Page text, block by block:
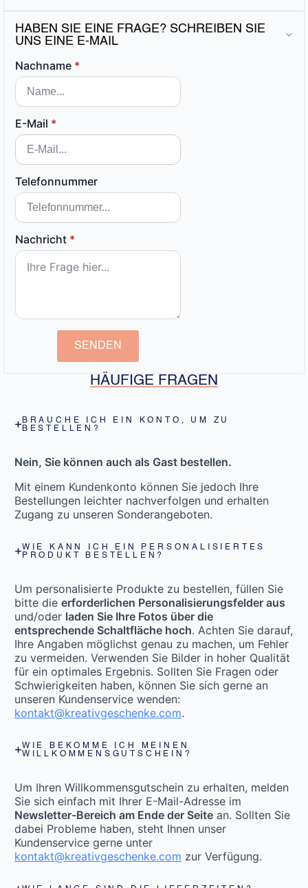
HABEN SIE EINE FRAGE? SCHREIBEN SIE
UNS EINE E-MAIL
Nachname *
E-Mail *
Telefonnummer
Nachricht *
SENDEN
HÄUFIGE FRAGEN
BRAUCHE ICH EIN KONTO, UM ZU
BESTELLEN?
Nein, Sie können auch als Gast bestellen.
Mit einem Kundenkonto können Sie jedoch Ihre
Bestellungen leichter nachverfolgen und erhalten
Zugang zu unseren Sonderangeboten.
WIE KANN ICH EIN PERSONALISIERTES
PRODUKT BESTELLEN?
Um personalisierte Produkte zu bestellen, füllen Sie
bitte die erforderlichen Personalisierungsfelder aus
und/oder laden Sie Ihre Fotos über die
entsprechende Schaltfläche hoch. Achten Sie darauf,
Ihre Angaben möglichst genau zu machen, um Fehler
zu vermeiden. Verwenden Sie Bilder in hoher Qualität
für ein optimales Ergebnis. Sollten Sie Fragen oder
Schwierigkeiten haben, können Sie sich gerne an
unseren Kundenservice wenden:
kontakt@kreativgeschenke.com.
WIE BEKOMME ICH MEINEN
WILLKOMMENSGUTSCHEIN?
Um Ihren Willkommensgutschein zu erhalten, melden
Sie sich einfach mit Ihrer E-Mail-Adresse im
Newsletter-Bereich am Ende der Seite an. Sollten Sie
dabei Probleme haben, steht Ihnen unser
Kundenservice gerne unter
kontakt@kreativgeschenke.com zur Verfügung.